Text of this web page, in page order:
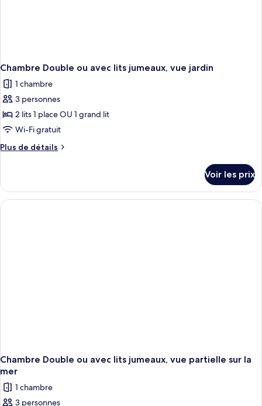
Chambre Double ou avec lits jumeaux, vue jardin
1 chambre
3 personnes
2 lits 1 place OU 1 grand lit
Wi-Fi gratuit
Plus de détails
Plus
le
type
de
Voir les prix
Chambre Double ou avec lits jumeaux, vue partielle sur la
mer
1 chambre
3 personnes